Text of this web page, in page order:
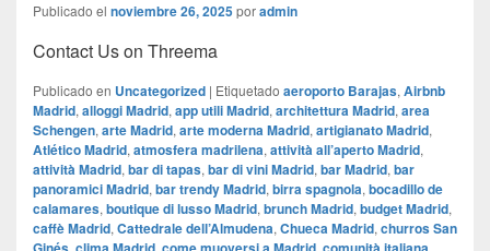
Publicado el noviembre 26, 2025poradmin
Contact Us on Threema
Publicado en Uncategorized | Etiquetado aeroporto Barajas, Airbnb
Madrid, alloggi Madrid, app utili Madrid, architettura Madrid, area
Schengen, arte Madrid, arte moderna Madrid, artigianato Madrid,
Atlético Madrid, atmosfera madrilena, attività all’aperto Madrid,
attività Madrid, bar di tapas, bar di vini Madrid, bar Madrid, bar
panoramici Madrid, bar trendy Madrid, birra spagnola, bocadillo de
calamares, boutique di lusso Madrid, brunch Madrid, budget Madrid,
caffè Madrid, Cattedrale dell’Almudena, Chueca Madrid, churros San